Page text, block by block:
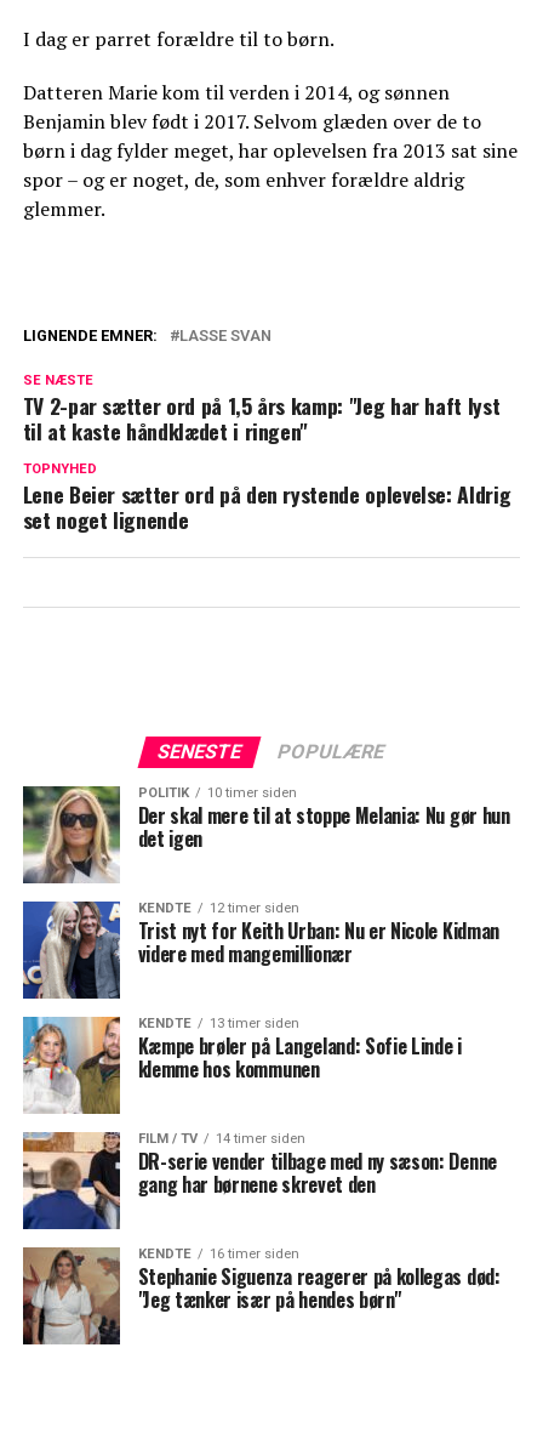
I dag er parret forældre til to børn.
Datteren Marie kom til verden i 2014, og sønnen
Benjamin blev født i 2017. Selvom glæden over de to
børn i dag fylder meget, har oplevelsen fra 2013 sat sine
spor – og er noget, de, som enhver forældre aldrig
glemmer.
Dansk musiker hitter i Kina: Ligger
nummer et
LIGNENDE EMNER: LASSE SVAN
SE NÆSTE
TV 2-par sætter ord på 1,5 års kamp: "Jeg har haft lyst
til at kaste håndklædet i ringen"
TOPNYHED
Lene Beier sætter ord på den rystende oplevelse: Aldrig
set noget lignende
SENESTE POPULÆRE
POLITIK 10 timer siden
Der skal mere til at stoppe Melania: Nu gør hun
det igen
KENDTE 12 timer siden
Trist nyt for Keith Urban: Nu er Nicole Kidman
videre med mangemillionær
KENDTE 13 timer siden
Kæmpe brøler på Langeland: Sofie Linde i
klemme hos kommunen
FILM / TV 14 timer siden
DR-serie vender tilbage med ny sæson: Denne
gang har børnene skrevet den
KENDTE 16 timer siden
Stephanie Siguenza reagerer på kollegas død:
"Jeg tænker især på hendes børn"